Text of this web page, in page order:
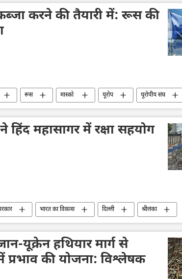
आतंकवाद आतंकवाद का मुकाबला
ड्रोन
करने की तैयारी में: रूस की
रूस मास्को यूरोप
यूरोपीय संघ
नाटो
हिंद महासागर में रक्षा सहयोग
भारत का विकास दिल्ली
श्रीलंका
भारतीय सेना सैन्य तकनीकी सहयोग
सैन्य तकनीक
सैन्य अभ्यास भारतीय नौसेना
यूक्रेन हथियार मार्ग से
की योजना: विश्लेषक